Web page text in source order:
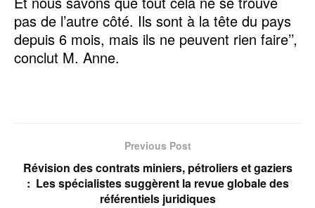
pas de l’autre côté. Ils sont à la tête du pays
depuis 6 mois, mais ils ne peuvent rien faire’’,
conclut M. Anne.
Previous Post
Révision des contrats miniers, pétroliers et gaziers
: Les spécialistes suggèrent la revue globale des
référentiels juridiques